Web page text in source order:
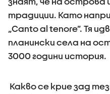
традиции. Като
„Canto al tenore”. Тя
планински села на
3000 години история.
Какво се крие зад